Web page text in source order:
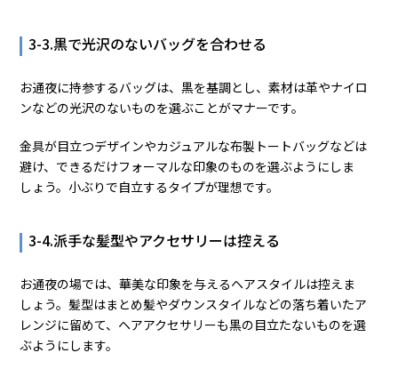
3-3.黒で光沢のないバッグを合わせる
お通夜に持参するバッグは、黒を基調とし、素材は革やナイロ
ンなどの光沢のないものを選ぶことがマナーです。
金具が目立つデザインやカジュアルな布製トートバッグなどは
避け、できるだけフォーマルな印象のものを選ぶようにしま
しょう。小ぶりで自立するタイプが理想です。
3-4.派手な髪型やアクセサリーは控える
お通夜の場では、華美な印象を与えるヘアスタイルは控えま
しょう。髪型はまとめ髪やダウンスタイルなどの落ち着いたア
レンジに留めて、ヘアアクセサリーも黒の目立たないものを選
ぶようにします。